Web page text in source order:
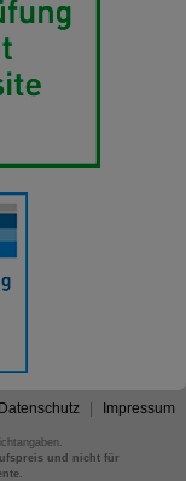
Datenschutz Impressum
und nicht für